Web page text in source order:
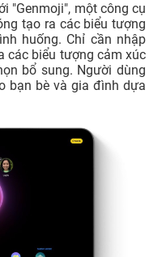
"Genmoji", một công cụ
tạo ra các biểu tượng
huống. Chỉ cần nhập
các biểu tượng cảm xúc
bổ sung. Người dùng
bạn bè và gia đình dựa